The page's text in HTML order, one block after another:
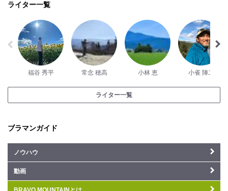
ライター一覧
福谷 秀平 常念 穂高 小林 恵 小雀 陣二
ライター一覧
ブラマンガイド
ノウハウ
動画